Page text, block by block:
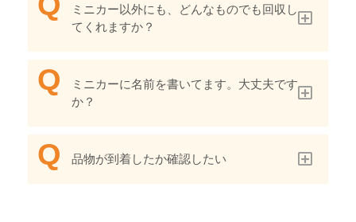
ミニカー以外にも、どんなものでも回収し
てくれますか？
ミニカーに名前を書いてます。大丈夫です
か？
品物が到着したか確認したい